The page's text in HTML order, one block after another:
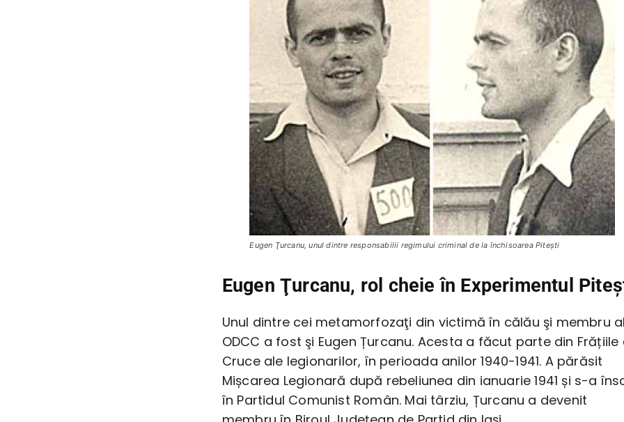
Eugen Ţurcanu, unul dintre responsabilii regimului criminal de la închisoarea Piteşti
Eugen Ţurcanu, rol cheie în Experimentul
Unul dintre cei metamorfozaţi din victimă în călău şi membru al
ODCC a fost şi Eugen Țurcanu. Acesta a făcut parte din Frățiile
Cruce ale legionarilor, în perioada anilor 1940-1941. A părăsit
Mișcarea Legionară după rebeliunea din ianuarie 1941 și s-a
în Partidul Comunist Român. Mai târziu, Țurcanu a devenit